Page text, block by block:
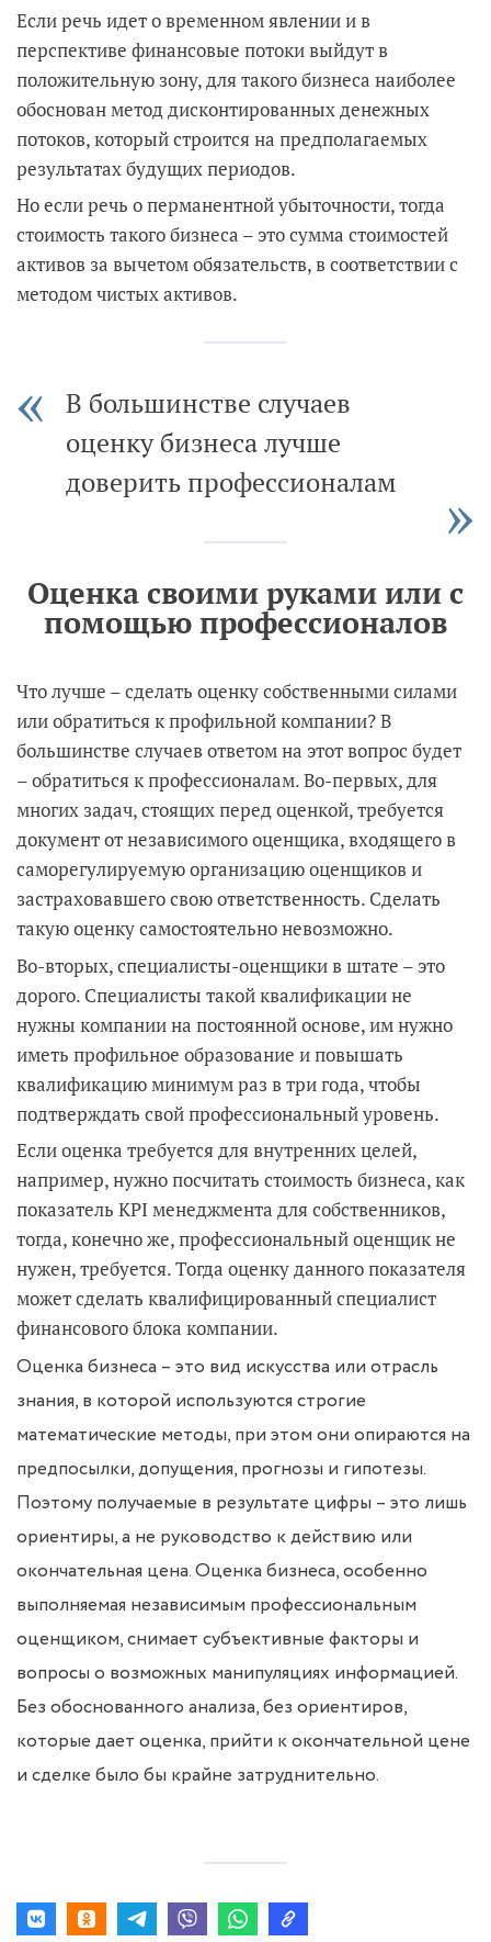
Если речь идет о временном явлении и в
перспективе финансовые потоки выйдут в
положительную зону, для такого бизнеса наиболее
обоснован метод дисконтированных денежных
потоков, который строится на предполагаемых
результатах будущих периодов.
Но если речь о перманентной убыточности, тогда
стоимость такого бизнеса – это сумма стоимостей
активов за вычетом обязательств, в соответствии с
методом чистых активов.
В большинстве случаев
оценку бизнеса лучше
доверить профессионалам
Оценка своими руками или с
помощью профессионалов
Что лучше – сделать оценку собственными силами
или обратиться к профильной компании? В
большинстве случаев ответом на этот вопрос будет
– обратиться к профессионалам. Во-первых, для
многих задач, стоящих перед оценкой, требуется
документ от независимого оценщика, входящего в
саморегулируемую организацию оценщиков и
застраховавшего свою ответственность. Сделать
такую оценку самостоятельно невозможно.
Во-вторых, специалисты-оценщики в штате – это
дорого. Специалисты такой квалификации не
нужны компании на постоянной основе, им нужно
иметь профильное образование и повышать
квалификацию минимум раз в три года, чтобы
подтверждать свой профессиональный уровень.
Если оценка требуется для внутренних целей,
например, нужно посчитать стоимость бизнеса, как
показатель KPI менеджмента для собственников,
тогда, конечно же, профессиональный оценщик не
нужен, требуется. Тогда оценку данного показателя
может сделать квалифицированный специалист
финансового блока компании.
Оценка бизнеса – это вид искусства или отрасль
знания, в которой используются строгие
математические методы, при этом они опираются на
предпосылки, допущения, прогнозы и гипотезы.
Поэтому получаемые в результате цифры – это лишь
ориентиры, а не руководство к действию или
окончательная цена. Оценка бизнеса, особенно
выполняемая независимым профессиональным
оценщиком, снимает субъективные факторы и
вопросы о возможных манипуляциях информацией.
Без обоснованного анализа, без ориентиров,
которые дает оценка, прийти к окончательной цене
и сделке было бы крайне затруднительно.